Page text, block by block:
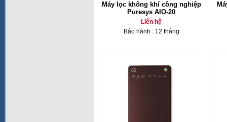
Máy lọc không khí công nghiệp
Puresys AIO-20
Liên hệ
Bảo hành : 12 tháng